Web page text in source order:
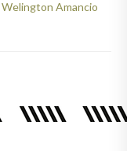
Welington Amancio